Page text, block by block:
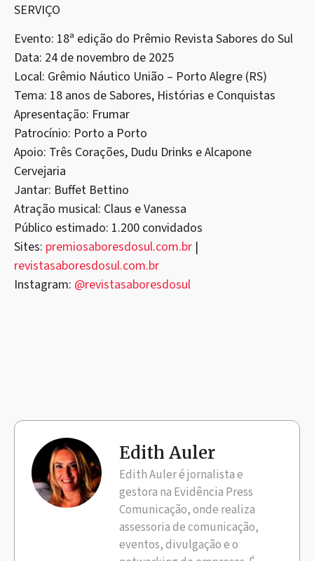
SERVIÇO
Evento: 18ª edição do Prêmio Revista Sabores do Sul
Data: 24 de novembro de 2025
Local: Grêmio Náutico União – Porto Alegre (RS)
Tema: 18 anos de Sabores, Histórias e Conquistas
Apresentação: Frumar
Patrocínio: Porto a Porto
Apoio: Três Corações, Dudu Drinks e Alcapone
Cervejaria
Jantar: Buffet Bettino
Atração musical: Claus e Vanessa
Público estimado: 1.200 convidados
Sites: premiosaboresdosul.com.br |
revistasaboresdosul.com.br
Instagram: @revistasaboresdosul
Edith Auler
Edith Auler é jornalista e
gestora na Evidência Press
Comunicação, onde realiza
assessoria de comunicação,
eventos, divulgação e o